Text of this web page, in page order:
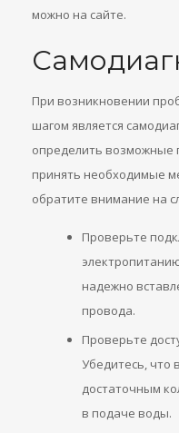
можно на сайте.
При возникновении
шагом является
определить возможные
принять необходимые
обратите внимание на
Проверьте
надежно
провода.
Проверьте
Убедитесь, что
достаточным
в подаче воды.